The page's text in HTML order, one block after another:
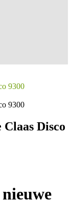
9300
9300
Disco